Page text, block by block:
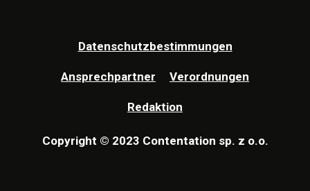
Datenschutzbestimmungen
Ansprechpartner Verordnungen
Redaktion
Copyright © 2023 Contentation sp. z o.o.